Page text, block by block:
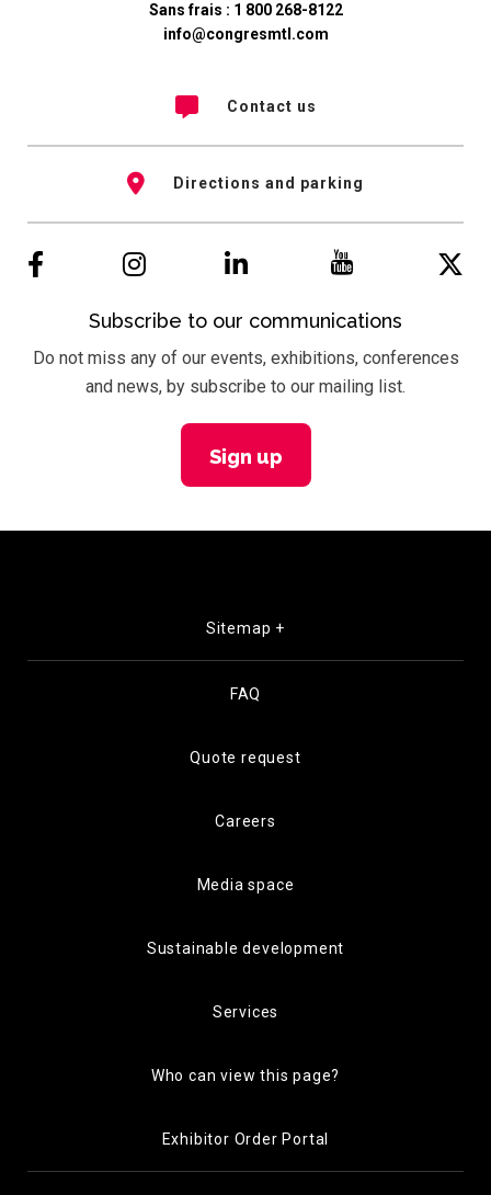
Sans frais : 1 800 268-8122
info@congresmtl.com
Contact us
Directions and parking
Subscribe to our communications
Do not miss any of our events, exhibitions, conferences
and news, by subscribe to our mailing list.
Sign up
Sitemap +
FAQ
Quote request
Careers
Media space
Sustainable development
Services
Who can view this page?
Exhibitor Order Portal